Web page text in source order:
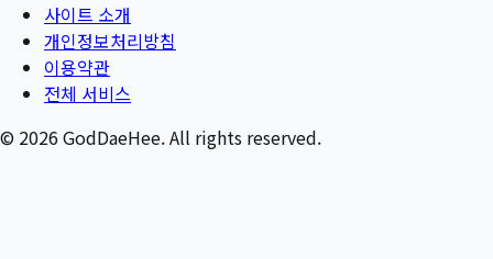
사이트 소개
개인정보처리방침
이용약관
전체 서비스
© 2026GodDaeHee. All rights reserved.